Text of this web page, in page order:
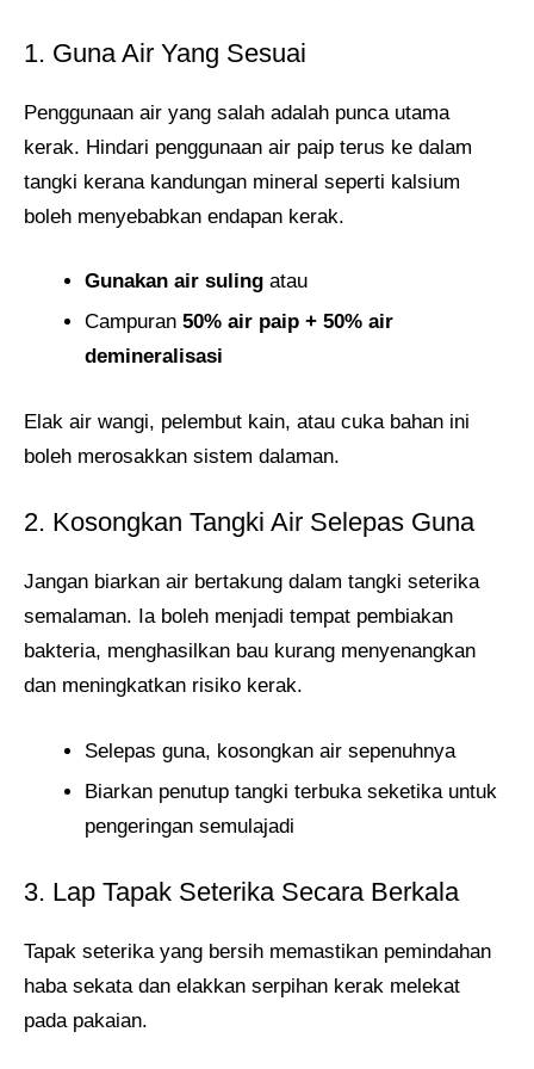
1. Guna Air Yang Sesuai
Penggunaan air yang salah adalah punca utama
kerak. Hindari penggunaan air paip terus ke dalam
tangki kerana kandungan mineral seperti kalsium
boleh menyebabkan endapan kerak.
Gunakan air suling atau
Campuran 50% air paip + 50% air
demineralisasi
Elak air wangi, pelembut kain, atau cuka bahan ini
boleh merosakkan sistem dalaman.
2. Kosongkan Tangki Air Selepas Guna
Jangan biarkan air bertakung dalam tangki seterika
semalaman. Ia boleh menjadi tempat pembiakan
bakteria, menghasilkan bau kurang menyenangkan
dan meningkatkan risiko kerak.
Selepas guna, kosongkan air sepenuhnya
Biarkan penutup tangki terbuka seketika untuk
pengeringan semulajadi
3. Lap Tapak Seterika Secara Berkala
Tapak seterika yang bersih memastikan pemindahan
haba sekata dan elakkan serpihan kerak melekat
pada pakaian.